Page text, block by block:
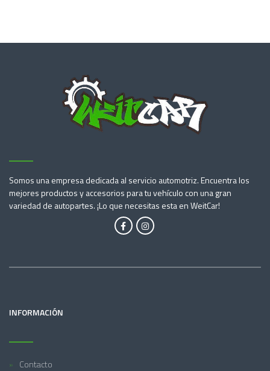
Somos una empresa dedicada al servicio automotriz. Encuentra los
mejores productos y accesorios para tu vehículo con una gran
variedad de autopartes. ¡Lo que necesitas esta en WeitCar!
INFORMACIÓN
Contacto